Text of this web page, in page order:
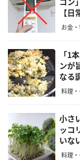
【
お金
「1
ンが
なる
料理
小さ
ッコ
いな
料理